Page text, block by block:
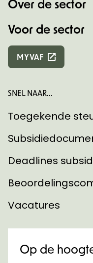
Over de sector
Voor de sector
MYVAF
SNEL NAAR...
Toegekende
Deadlines
Vacatures
Op de